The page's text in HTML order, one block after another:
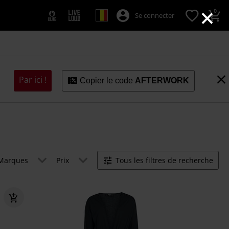
×
Se connecter 0
Par ici ! Copier le code AFTERWORK
Prix Tous les filtres de recherche